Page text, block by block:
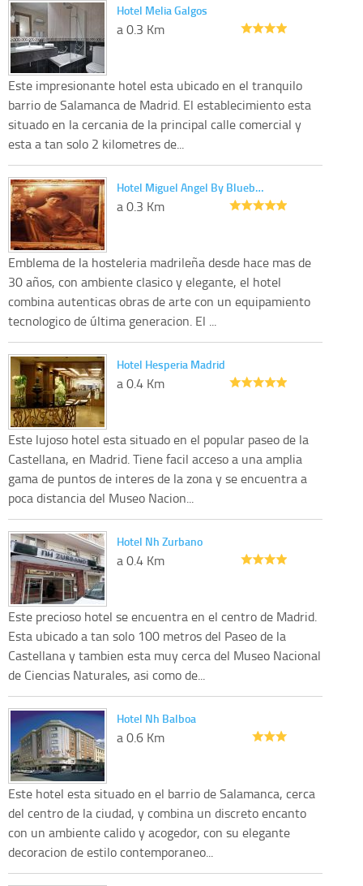
Hotel Melia Galgos
a 0.3 Km
Este impresionante hotel esta ubicado en el tranquilo
barrio de Salamanca de Madrid. El establecimiento esta
situado en la cercania de la principal calle comercial y
esta a tan solo 2 kilometres de...
Hotel Miguel Angel By Blueb…
a 0.3 Km
Emblema de la hosteleria madrileña desde hace mas de
30 años, con ambiente clasico y elegante, el hotel
combina autenticas obras de arte con un equipamiento
tecnologico de última generacion. El ...
Hotel Hesperia Madrid
a 0.4 Km
Este lujoso hotel esta situado en el popular paseo de la
Castellana, en Madrid. Tiene facil acceso a una amplia
gama de puntos de interes de la zona y se encuentra a
poca distancia del Museo Nacion...
Hotel Nh Zurbano
a 0.4 Km
Este precioso hotel se encuentra en el centro de Madrid.
Esta ubicado a tan solo 100 metros del Paseo de la
Castellana y tambien esta muy cerca del Museo Nacional
de Ciencias Naturales, asi como de...
Hotel Nh Balboa
a 0.6 Km
Este hotel esta situado en el barrio de Salamanca, cerca
del centro de la ciudad, y combina un discreto encanto
con un ambiente calido y acogedor, con su elegante
decoracion de estilo contemporaneo...